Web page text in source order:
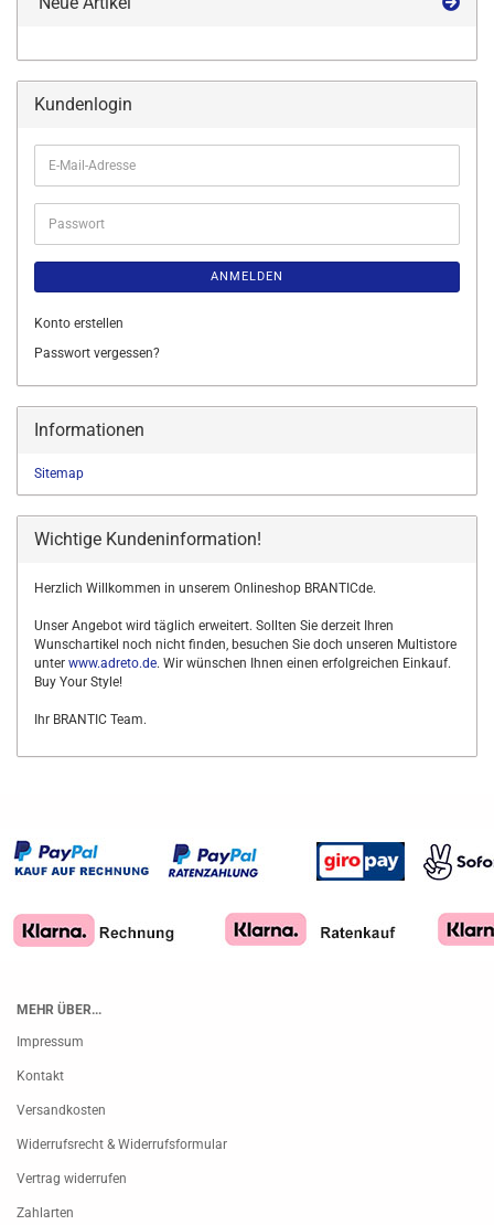
Kundenlogin
E-
Mail-
Adresse
Passwort
ANMELDEN
Konto erstellen
Passwort vergessen?
Informationen
Sitemap
Wichtige Kundeninformation!
Herzlich Willkommen in unserem Onlineshop BRANTICde.
Unser Angebot wird täglich erweitert. Sollten Sie derzeit Ihren
Wunschartikel noch nicht finden, besuchen Sie doch unseren Multistore
unter www.adreto.de. Wir wünschen Ihnen einen erfolgreichen Einkauf.
Buy Your Style!
Ihr BRANTIC Team.
MEHR ÜBER...
Impressum
Kontakt
Versandkosten
Widerrufsrecht & Widerrufsformular
Vertrag widerrufen
Zahlarten